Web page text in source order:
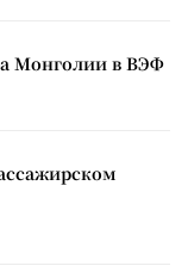
Монголии в ВЭФ